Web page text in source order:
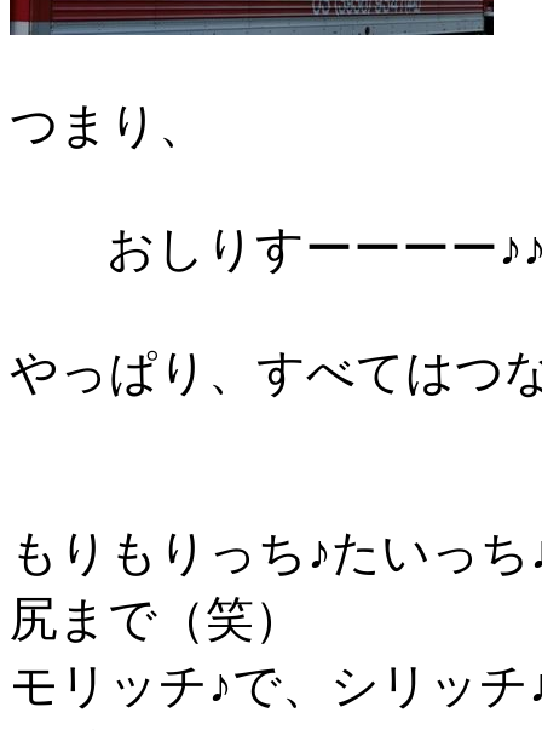
つまり、
おしりすーーーー
やっぱり、すべてはつ
もりもりっち♪たいっ
尻まで（笑）
モリッチ♪で、シリッ